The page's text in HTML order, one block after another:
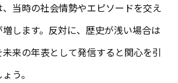
当時の社会情勢やエピソードを交え
します。反対に、歴史が浅い場合は
来の年表として発信すると関心を引
う。